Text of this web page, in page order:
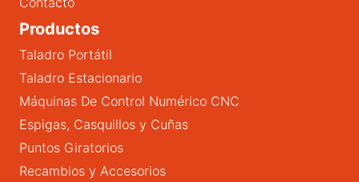
Productos
Taladro Portátil
Taladro Estacionario
Máquinas De Control Numérico CNC
Espigas, Casquillos y Cuñas
Puntos Giratorios
Recambios y Accesorios